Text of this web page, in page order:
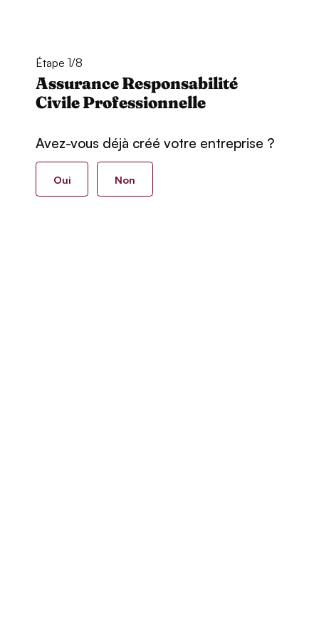
Étape 1/8
Assurance Responsabilité
Civile Professionnelle
Avez-vous déjà créé votre entreprise ?
Oui Non